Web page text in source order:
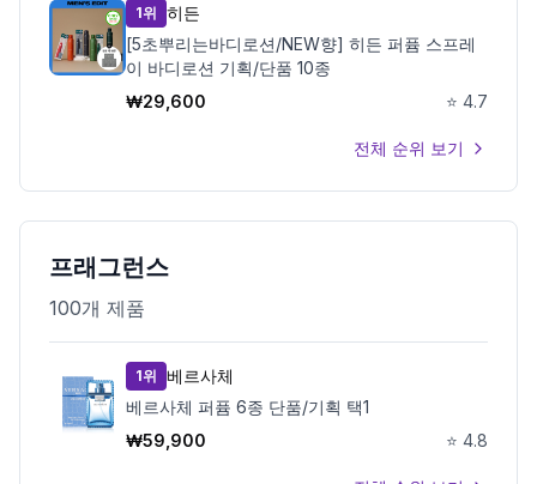
1위 히든
[5초뿌리는바디로션/NEW향] 히든 퍼퓸 스프레
이 바디로션 기획/단품 10종
₩29,600 ⭐ 4.7
전체 순위 보기
프래그런스
100개 제품
1위 베르사체
베르사체 퍼퓸 6종 단품/기획 택1
₩59,900 ⭐ 4.8